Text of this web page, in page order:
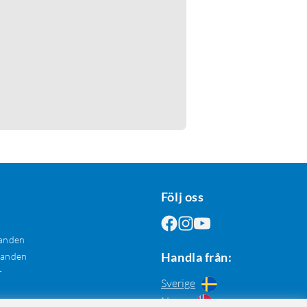
Följ oss
Handla från:
Sverige
Norge